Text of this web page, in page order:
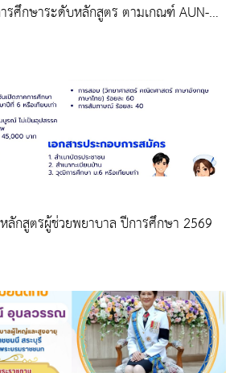
รศึกษาระดับหลักสูตร ตามเกณฑ์ AUN-
ลักสูตรผู้ช่วยพยาบาล ปีการศึกษา 2569